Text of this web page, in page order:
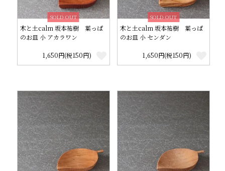
SOLD OUT
木と土calm 坂本祐樹 葉っぱ
のお皿 小 アカラワン
1,650円(税150円)
SOLD OUT
木と土calm 坂本祐樹 葉っぱ
のお皿 小 センダン
1,650円(税150円)